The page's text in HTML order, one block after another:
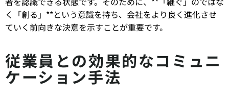
く「創る」**という意識を持ち、会社をより良く進化させ
ていく前向きな決意を示すことが重要です。
従業員との効果的なコミュニ
ケーション手法